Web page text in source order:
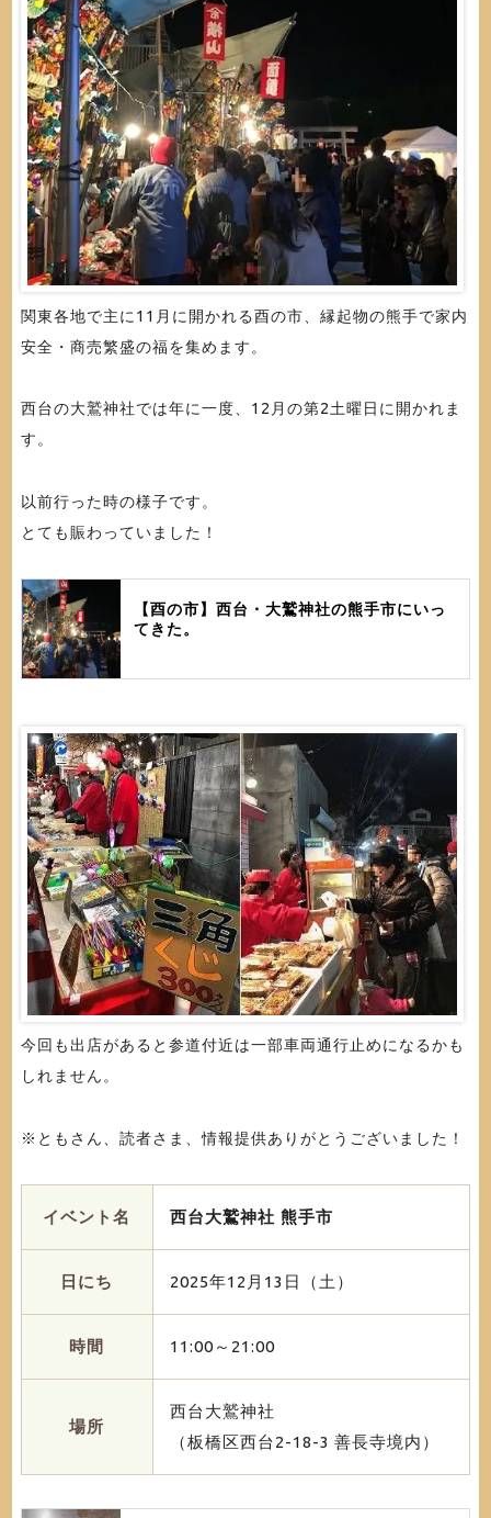
関東各地で主に11月に開かれる酉の市、縁起物の熊手で家内
安全・商売繁盛の福を集めます。
西台の大鷲神社では年に一度、12月の第2土曜日に開かれま
す。
以前行った時の様子です。
とても賑わっていました！
【酉の市】西台・大鷲神社の熊手市にいっ
てきた。
今回も出店があると参道付近は一部車両通行止めになるかも
しれません。
※ともさん、読者さま、情報提供ありがとうございました！
イベント名 西台大鷲神社 熊手市
日にち 2025年12月13日（土）
時間 11:00～21:00
場所
西台大鷲神社
（板橋区西台2-18-3 善長寺境内）